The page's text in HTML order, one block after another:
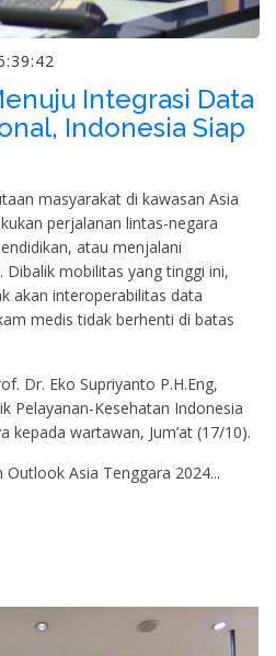
Integrasi Data
Indonesia Siap
masyarakat di kawasan Asia
perjalanan lintas-negara
atau menjalani
mobilitas yang tinggi ini,
akan interoperabilitas data
medis tidak berhenti di batas
Dr. Eko Supriyanto P.H.Eng,
Pelayanan-Kesehatan Indonesia
kepada wartawan, Jum’at (17/10).
Asia Tenggara 2024...